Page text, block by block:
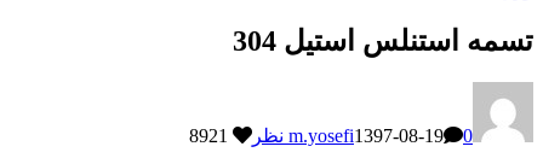
تسمه استنلس استیل 304
m.yosefi1397-08-19 0 نظر